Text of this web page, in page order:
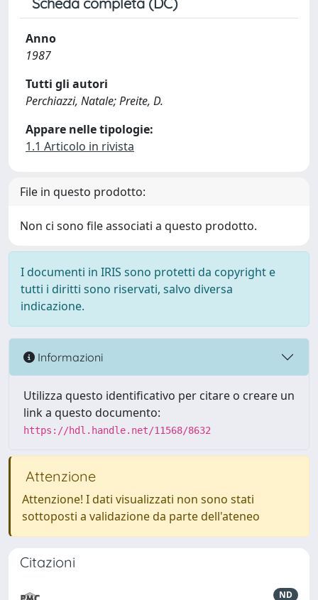
Anno
1987
Tutti gli autori
Perchiazzi, Natale; Preite, D.
Appare nelle tipologie:
1.1 Articolo in rivista
File in questo prodotto:
Non ci sono file associati a questo prodotto.
I documenti in IRIS sono protetti da copyright e
tutti i diritti sono riservati, salvo diversa
indicazione.
Informazioni
Utilizza questo identificativo per citare o creare un
link a questo documento:
https://hdl.handle.net/11568/8632
Attenzione
Attenzione! I dati visualizzati non sono stati
sottoposti a validazione da parte dell'ateneo
Citazioni
ND